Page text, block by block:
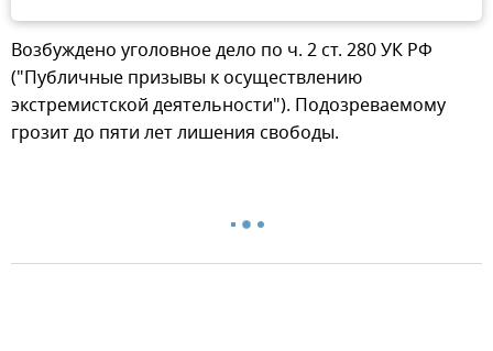
Возбуждено уголовное дело по ч. 2 ст. 280 УК РФ
("Публичные призывы к осуществлению
экстремистской деятельности"). Подозреваемому
грозит до пяти лет лишения свободы.